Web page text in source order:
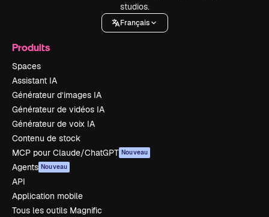
studios.
Français
Produits
Spaces
Assistant IA
Générateur d’images IA
Générateur de vidéos IA
Générateur de voix IA
Contenu de stock
MCP pour Claude/ChatGPT Nouveau
Agents Nouveau
API
Application mobile
Tous les outils Magnific